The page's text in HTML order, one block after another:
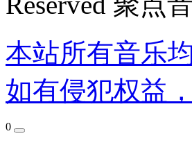
本站所有音乐
如有侵犯权益
0